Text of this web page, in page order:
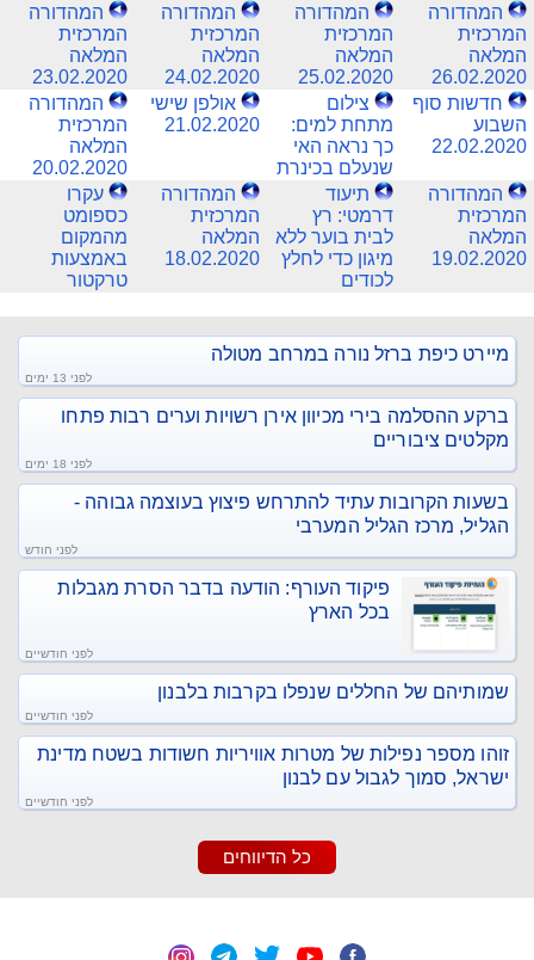
המהדורה
המרכזית
המלאה
26.02.2020
המהדורה
המרכזית
המלאה
25.02.2020
המהדורה
המרכזית
המלאה
24.02.2020
המהדורה
המרכזית
המלאה
23.02.2020
חדשות סוף
השבוע
22.02.2020
צילום
מתחת למים:
כך נראה האי
שנעלם בכינרת
אולפן שישי
21.02.2020
המהדורה
המרכזית
המלאה
20.02.2020
המהדורה
המרכזית
המלאה
19.02.2020
תיעוד
דרמטי: רץ
לבית בוער ללא
מיגון כדי לחלץ
לכודים
המהדורה
המרכזית
המלאה
18.02.2020
עקרו
כספומט
מהמקום
באמצעות
טרקטור
מיירט כיפת ברזל נורה במרחב מטולה
לפני 13 ימים
ברקע ההסלמה בירי מכיוון אירן רשויות וערים רבות פתחו
מקלטים ציבוריים
לפני 18 ימים
בשעות הקרובות עתיד להתרחש פיצוץ בעוצמה גבוהה -
הגליל, מרכז הגליל המערבי
לפני חודש
פיקוד העורף: הודעה בדבר הסרת מגבלות
בכל הארץ
לפני חודשיים
שמותיהם של החללים שנפלו בקרבות בלבנון
לפני חודשיים
זוהו מספר נפילות של מטרות אוויריות חשודות בשטח מדינת
ישראל, סמוך לגבול עם לבנון
לפני חודשיים
כל הדיווחים